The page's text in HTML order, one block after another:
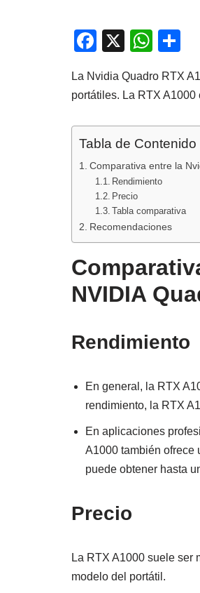
F
c
b
o
o
k
X
W
at
A
p
p
m
ar
tir
La Nvidia Quadro RTX
portátiles. La RTX
Tabla de Contenido
Comparativa entre la
Rendimiento
Precio
Tabla comparativa
Recomendaciones
NVIDIA
Rendimiento
En general, la RTX
rendimiento, la RTX
En aplicaciones
A1000 también ofrece
puede obtener hasta
Precio
La RTX A1000 suele ser
modelo del portátil.